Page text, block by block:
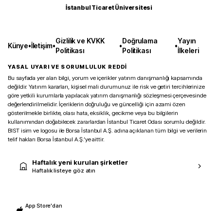
İstanbul Ticaret Üniversitesi
Künye•İletişim•
Gizlilik ve KVKK
Politikası
•
Doğrulama
Politikası
•
Yayın
İlkeleri
YASAL UYARI VE SORUMLULUK REDDİ
Bu sayfada yer alan bilgi, yorum ve içerikler yatırım danışmanlığı kapsamında
değildir. Yatırım kararları, kişisel mali durumunuz ile risk ve getiri tercihlerinize
göre yetkili kurumlarla yapılacak yatırım danışmanlığı sözleşmesi çerçevesinde
değerlendirilmelidir. İçeriklerin doğruluğu ve güncelliği için azami özen
gösterilmekle birlikte, olası hata, eksiklik, gecikme veya bu bilgilerin
kullanımından doğabilecek zararlardan İstanbul Ticaret Odası sorumlu değildir.
BIST isim ve logosu ile Borsa İstanbul A.Ş. adına açıklanan tüm bilgi ve verilerin
telif hakları Borsa İstanbul A.Ş.’ye aittir.
Haftalık yeni kurulan şirketler
Haftalık listeye göz atın
App Store'dan